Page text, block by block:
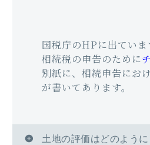
国税庁のHPに出ていま
相続税の申告のために
別紙に、相続申告にお
が書いてあります。
土地の評価はどのように